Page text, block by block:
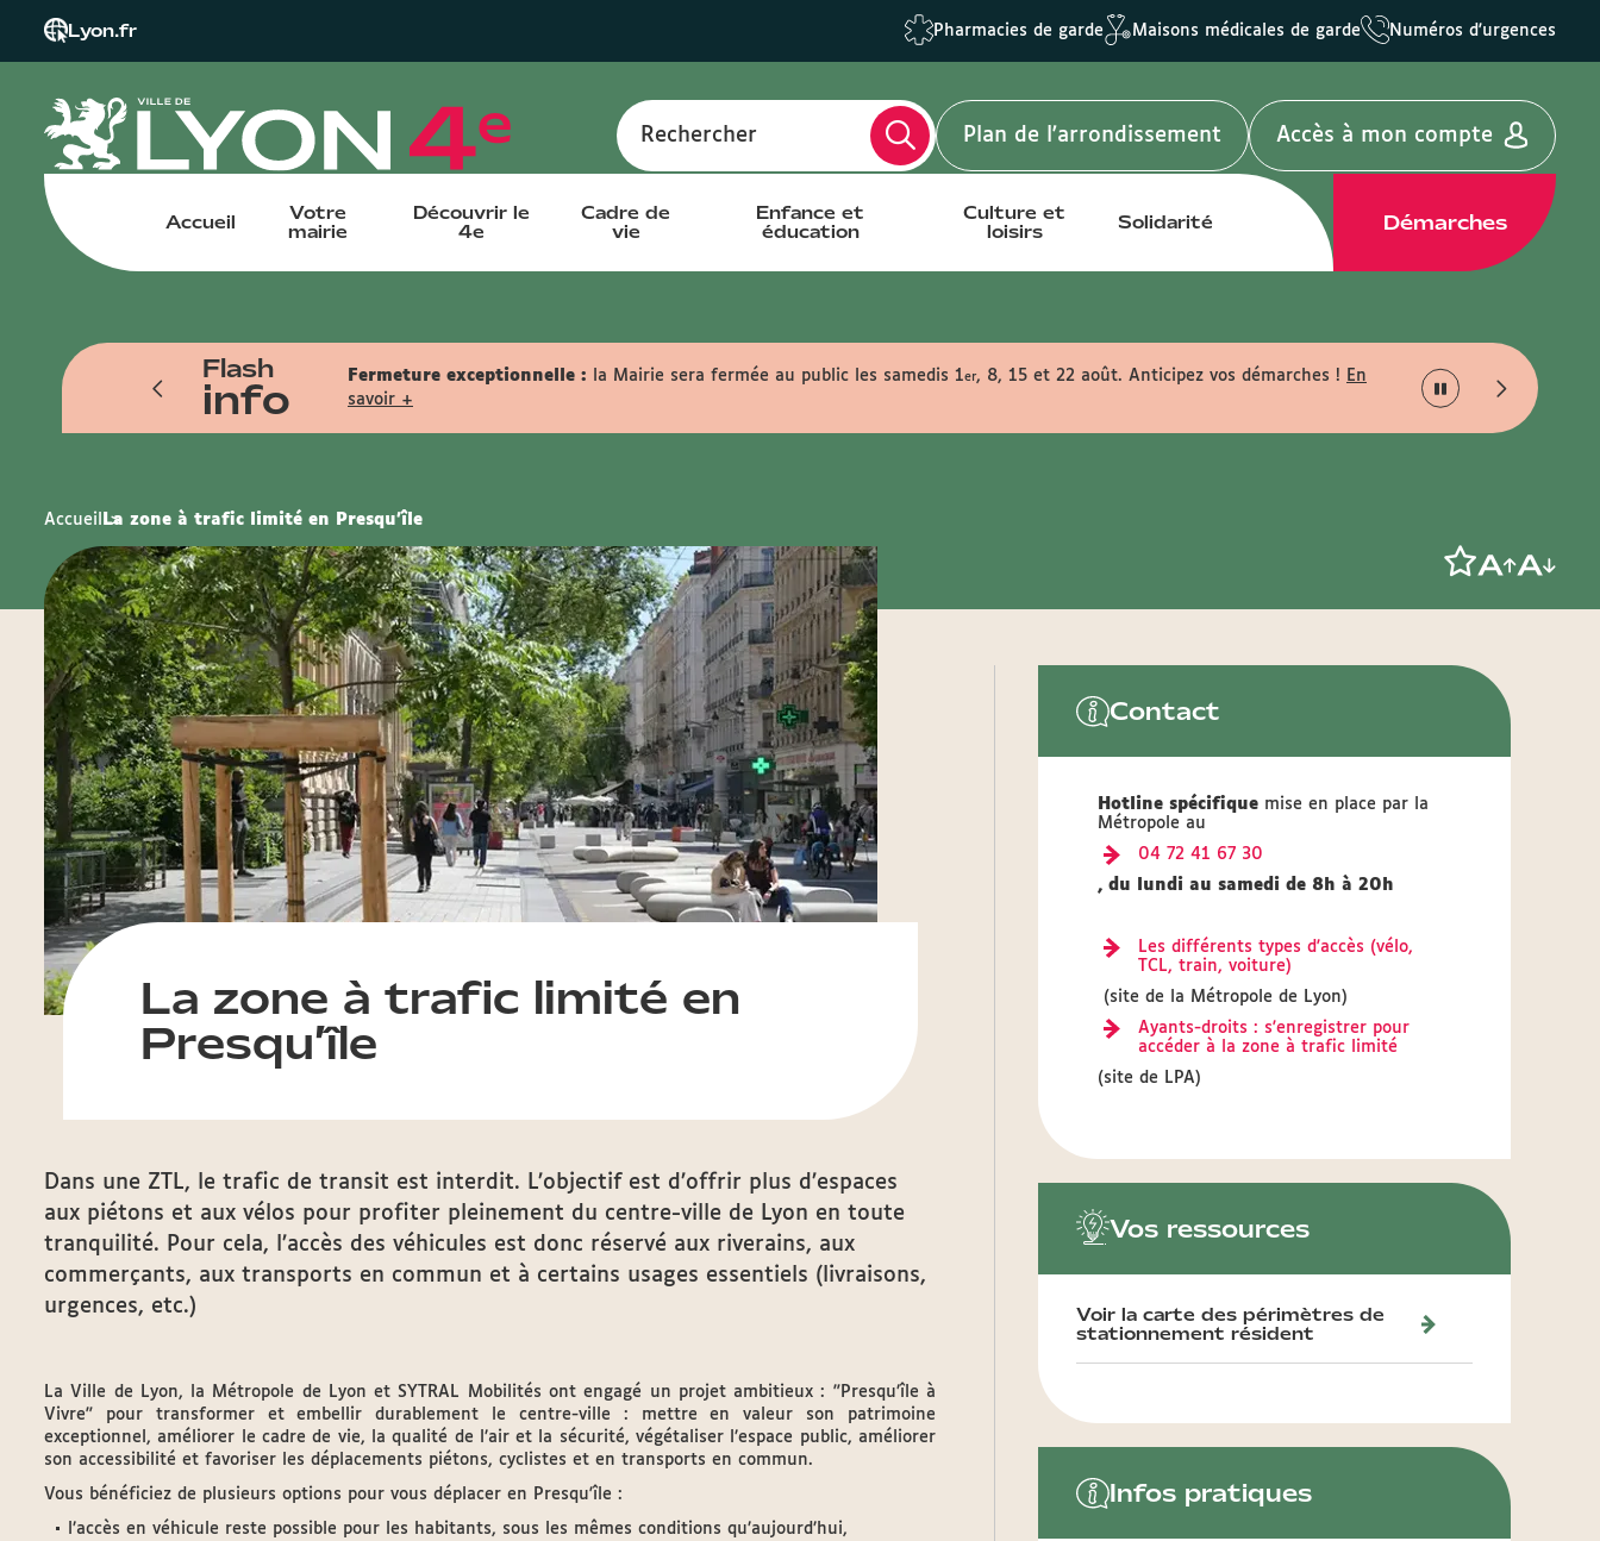
Lyon.fr Pharmacies de garde Maisons médicales de garde Numéros d'urgences
Rechercher Plan de l'arrondissement Accès à mon compte
Accueil
Votre
mairie
Découvrir le
4e
Cadre de
vie
Enfance et
éducation
Culture et
loisirs
Solidarité Démarches
Flash
info
pendant l'été. Reprise le samedi Fermeture exceptionnelle : la Mairie sera fermée au public les samedis 1er, 8, 15 et 22 août. Anticipez vos démarches !
En
savoir +
Accueil La zone à trafic limité en Presqu’île
La zone à trafic limité en
Presqu’île
Dans une ZTL, le trafic de transit est interdit. L’objectif est d’offrir plus d’espaces
aux piétons et aux vélos pour profiter pleinement du centre-ville de Lyon en toute
tranquilité. Pour cela, l’accès des véhicules est donc réservé aux riverains, aux
commerçants, aux transports en commun et à certains usages essentiels (livraisons,
urgences, etc.)
La Ville de Lyon, la Métropole de Lyon et SYTRAL Mobilités ont engagé un projet ambitieux : "Presqu’île à
Vivre" pour transformer et embellir durablement le centre-ville : mettre en valeur son patrimoine
exceptionnel, améliorer le cadre de vie, la qualité de l’air et la sécurité, végétaliser l’espace public, améliorer
son accessibilité et favoriser les déplacements piétons, cyclistes et en transports en commun.
Vous bénéficiez de plusieurs options pour vous déplacer en Presqu'île :
l’accès en véhicule reste possible pour les habitants, sous les mêmes conditions qu’aujourd’hui,
Contact
Hotline spécifiquemise en place par la
Métropole au
04 72 41 67 30
, du lundi au samedi de 8h à 20h
Les différents types d'accès (vélo,
TCL, train, voiture)
(site de la Métropole de Lyon)
Ayants-droits : s'enregistrer pour
accéder à la zone à trafic limité
(site de LPA)
Vos ressources
Voir la carte des périmètres de
stationnement résident
Infos pratiques